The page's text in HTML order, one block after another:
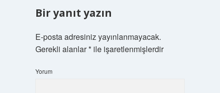
Bir yanıt yazın
E-posta adresiniz yayınlanmayacak.
Gerekli alanlar*ile işaretlenmişlerdir
Yorum